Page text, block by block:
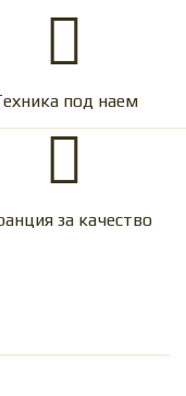
под наем
за качество